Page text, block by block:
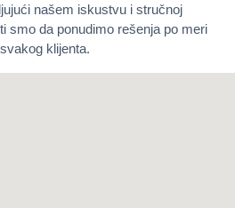
našem iskustvu i stručnoj
smo da ponudimo rešenja po meri
klijenta.